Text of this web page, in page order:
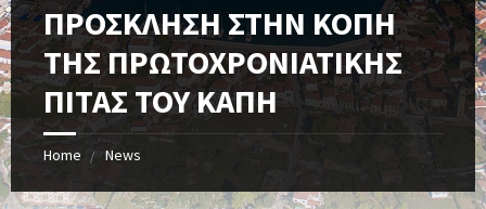
ΠΡΟΣΚΛΗΣΗ ΣΤΗΝ ΚΟΠΗ
ΤΗΣ ΠΡΩΤΟΧΡΟΝΙΑΤΙΚΗΣ
ΠΙΤΑΣ ΤΟΥ ΚΑΠΗ
Home News